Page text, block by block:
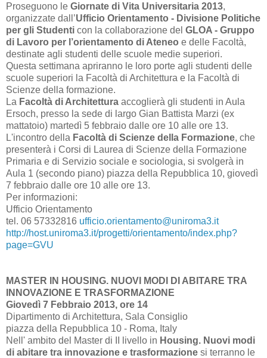
Proseguono le Giornate di Vita Universitaria 2013,
organizzate dall’Ufficio Orientamento - Divisione Politiche
per gli Studenti con la collaborazione del GLOA - Gruppo
di Lavoro per l’orientamento di Ateneo e delle Facoltà,
destinate agli studenti delle scuole medie superiori.
Questa settimana apriranno le loro porte agli studenti delle
scuole superiori la Facoltà di Architettura e la Facoltà di
Scienze della formazione.
La Facoltà di Architettura accoglierà gli studenti in Aula
Ersoch, presso la sede di largo Gian Battista Marzi (ex
mattatoio) martedì 5 febbraio dalle ore 10 alle ore 13.
L'incontro della Facoltà di Scienze della Formazione, che
presenterà i Corsi di Laurea di Scienze della Formazione
Primaria e di Servizio sociale e sociologia, si svolgerà in
Aula 1 (secondo piano) piazza della Repubblica 10, giovedì
7 febbraio dalle ore 10 alle ore 13.
Per informazioni:
Ufficio Orientamento
tel. 06 57332816 ufficio.orientamento@uniroma3.it
http://host.uniroma3.it/progetti/orientamento/index.php?
page=GVU
MASTER IN HOUSING. NUOVI MODI DI ABITARE TRA
INNOVAZIONE E TRASFORMAZIONE
Giovedì 7 Febbraio 2013, ore 14
Dipartimento di Architettura, Sala Consiglio
piazza della Repubblica 10 - Roma, Italy
Nell' ambito del Master di II livello in Housing. Nuovi modi
di abitare tra innovazione e trasformazione si terranno le